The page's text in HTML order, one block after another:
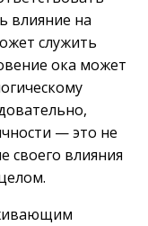
влияние на
служить
ока может
— это не
своего влияния